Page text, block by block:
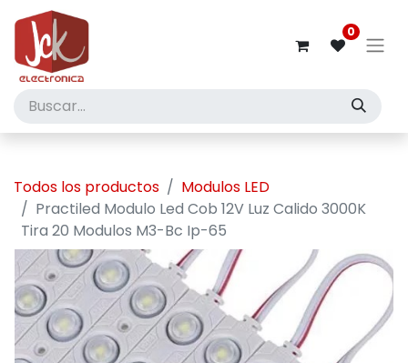
0
Todos los productos
Modulos LED
Practiled Modulo Led Cob 12V Luz Calido 3000K
Tira 20 Modulos M3-Bc Ip-65